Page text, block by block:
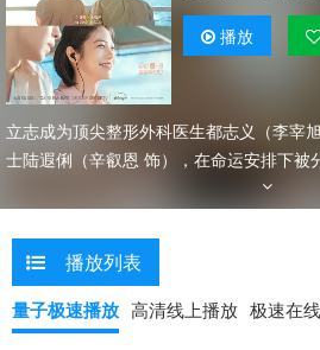
播放
立志成为顶尖整形外科医生都志义（李宰
士陆遐俐（辛叡恩 饰），在命运安排下被
的“平同岛”上工作。两个同样受伤的灵魂
开彼此疗愈的浪漫故事。 该剧改编自同名
播放列表
量子极速播放 高清线上播放 极速在